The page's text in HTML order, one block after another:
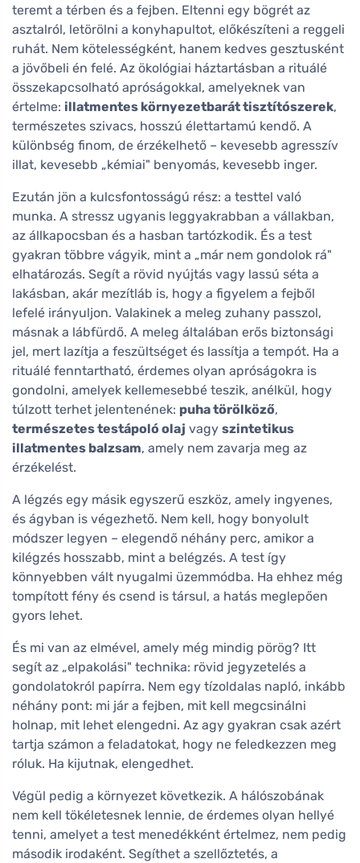
teremt a térben és a fejben. Eltenni egy bögrét az
asztalról, letörölni a konyhapultot, előkészíteni a reggeli
ruhát. Nem kötelességként, hanem kedves gesztusként
a jövőbeli én felé. Az ökológiai háztartásban a rituálé
összekapcsolható apróságokkal, amelyeknek van
értelme: illatmentes környezetbarát tisztítószerek,
természetes szivacs, hosszú élettartamú kendő. A
különbség finom, de érzékelhető – kevesebb agresszív
illat, kevesebb „kémiai" benyomás, kevesebb inger.
Ezután jön a kulcsfontosságú rész: a testtel való
munka. A stressz ugyanis leggyakrabban a vállakban,
az állkapocsban és a hasban tartózkodik. És a test
gyakran többre vágyik, mint a „már nem gondolok rá"
elhatározás. Segít a rövid nyújtás vagy lassú séta a
lakásban, akár mezítláb is, hogy a figyelem a fejből
lefelé irányuljon. Valakinek a meleg zuhany passzol,
másnak a lábfürdő. A meleg általában erős biztonsági
jel, mert lazítja a feszültséget és lassítja a tempót. Ha a
rituálé fenntartható, érdemes olyan apróságokra is
gondolni, amelyek kellemesebbé teszik, anélkül, hogy
túlzott terhet jelentenének: puha törölköző,
természetes testápoló olaj vagy szintetikus
illatmentes balzsam, amely nem zavarja meg az
érzékelést.
A légzés egy másik egyszerű eszköz, amely ingyenes,
és ágyban is végezhető. Nem kell, hogy bonyolult
módszer legyen – elegendő néhány perc, amikor a
kilégzés hosszabb, mint a belégzés. A test így
könnyebben vált nyugalmi üzemmódba. Ha ehhez még
tompított fény és csend is társul, a hatás meglepően
gyors lehet.
És mi van az elmével, amely még mindig pörög? Itt
segít az „elpakolási" technika: rövid jegyzetelés a
gondolatokról papírra. Nem egy tízoldalas napló, inkább
néhány pont: mi jár a fejben, mit kell megcsinálni
holnap, mit lehet elengedni. Az agy gyakran csak azért
tartja számon a feladatokat, hogy ne feledkezzen meg
róluk. Ha kijutnak, elengedhet.
Végül pedig a környezet következik. A hálószobának
nem kell tökéletesnek lennie, de érdemes olyan hellyé
tenni, amelyet a test menedékként értelmez, nem pedig
második irodaként. Segíthet a szellőztetés, a